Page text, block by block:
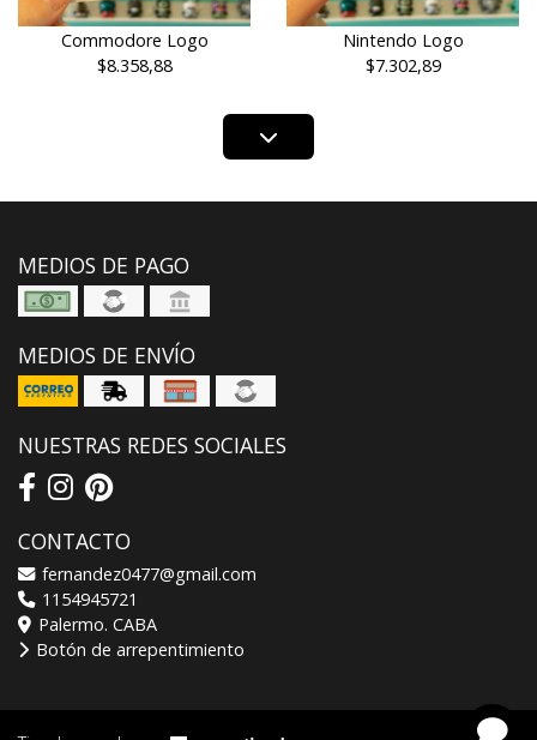
Commodore Logo
$8.358,88
Nintendo Logo
$7.302,89
MEDIOS DE PAGO
MEDIOS DE ENVÍO
NUESTRAS REDES SOCIALES
CONTACTO
fernandez0477@gmail.com
1154945721
Palermo. CABA
Botón de arrepentimiento